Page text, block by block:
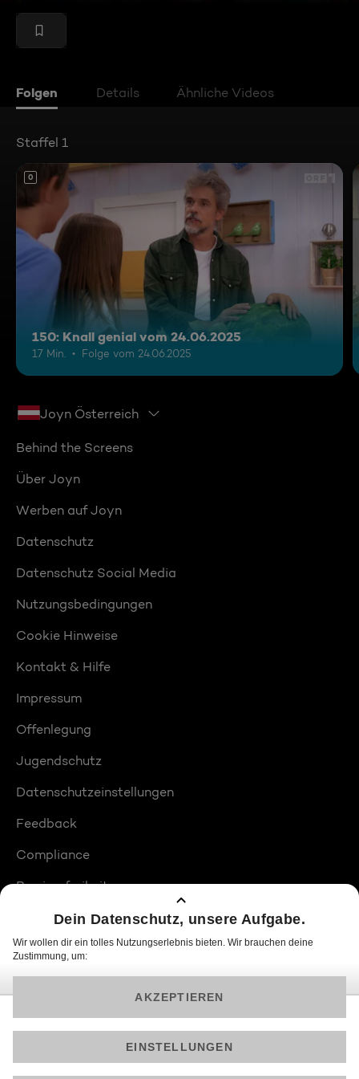
Folgen Details Ähnliche Videos
Staffel 1
0
150: Knall genial vom 24.06.2025
17 Min. Folge vom 24.06.2025
Joyn Österreich
Behind the Screens
Über Joyn
Werben auf Joyn
Datenschutz
Datenschutz Social Media
Nutzungsbedingungen
Cookie Hinweise
Kontakt & Hilfe
Impressum
Offenlegung
Jugendschutz
Datenschutzeinstellungen
Feedback
Compliance
Barrierefreiheit
Produktplatzierungen